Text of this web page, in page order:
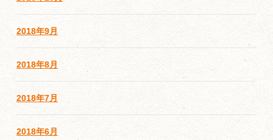
2018年9月
2018年8月
2018年7月
2018年6月